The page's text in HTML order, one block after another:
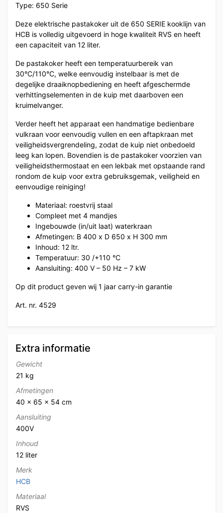
Type: 650 Serie
Deze elektrische pastakoker uit de 650 SERIE kooklijn van
HCB is volledig uitgevoerd in hoge kwaliteit RVS en heeft
een capaciteit van 12 liter.
De pastakoker heeft een temperatuurbereik van
30°C/110°C, welke eenvoudig instelbaar is met de
degelijke draaiknopbediening en heeft afgeschermde
verhittingselementen in de kuip met daarboven een
kruimelvanger.
Verder heeft het apparaat een handmatige bedienbare
vulkraan voor eenvoudig vullen en een aftapkraan met
veiligheidsvergrendeling, zodat de kuip niet onbedoeld
leeg kan lopen. Bovendien is de pastakoker voorzien van
veiligheidsthermostaat en een lekbak met opstaande rand
rondom de kuip voor extra gebruiksgemak, veiligheid en
eenvoudige reiniging!
Materiaal: roestvrij staal
Compleet met 4 mandjes
Ingebouwde (in/uit laat) waterkraan
Afmetingen: B 400 x D 650 x H 300 mm
Inhoud: 12 ltr.
Temperatuur: 30 /+110 °C
Aansluiting: 400 V – 50 Hz – 7 kW
Op dit product geven wij 1 jaar carry-in garantie
Art. nr. 4529
Extra informatie
Gewicht
21 kg
Afmetingen
40 × 65 × 54 cm
Aansluiting
400V
Inhoud
12 liter
Merk
HCB
Materiaal
RVS